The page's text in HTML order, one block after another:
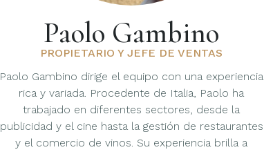
Paolo Gambino
PROPIETARIO Y JEFE DE VENTAS
Paolo Gambino dirige el equipo con una experiencia
rica y variada. Procedente de Italia, Paolo ha
trabajado en diferentes sectores, desde la
publicidad y el cine hasta la gestión de restaurantes
y el comercio de vinos. Su experiencia brilla a